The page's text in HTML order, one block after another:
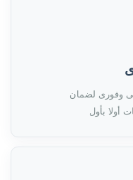
وفورى لضمان
أولا بأول